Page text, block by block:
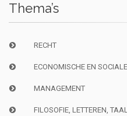
Thema’s
RECHT
ECONOMISCHE EN
MANAGEMENT
FILOSOFIE, LETTEREN,